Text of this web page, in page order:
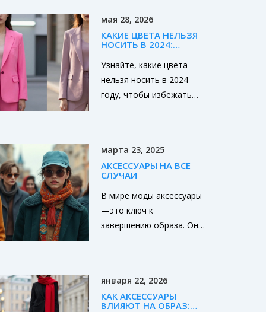
кудри - без лака и
перегруза. Узнайте, как
мая 28, 2026
КАКИЕ ЦВЕТА НЕЛЬЗЯ
НОСИТЬ В 2024:
ТРЕНДАМ И ОШИБКАМ
Узнайте, какие цвета
нельзя носить в 2024
году, чтобы избежать
для мужского гардероба.
марта 23, 2025
АКСЕССУАРЫ НА ВСЕ
СЛУЧАИ
В мире моды аксессуары
—это ключ к
завершению образа. Они
среди множества
вариантов выбрать
января 22, 2026
КАК АКСЕССУАРЫ
ВЛИЯЮТ НА ОБРАЗ: